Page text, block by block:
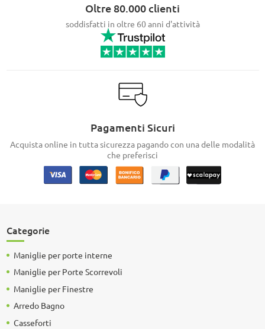
Oltre 80.000 clienti
soddisfatti in oltre 60 anni d'attività
Pagamenti Sicuri
Acquista online in tutta sicurezza pagando con una delle modalità
che preferisci
Categorie
Maniglie per porte interne
Maniglie per Porte Scorrevoli
Maniglie per Finestre
Arredo Bagno
Casseforti